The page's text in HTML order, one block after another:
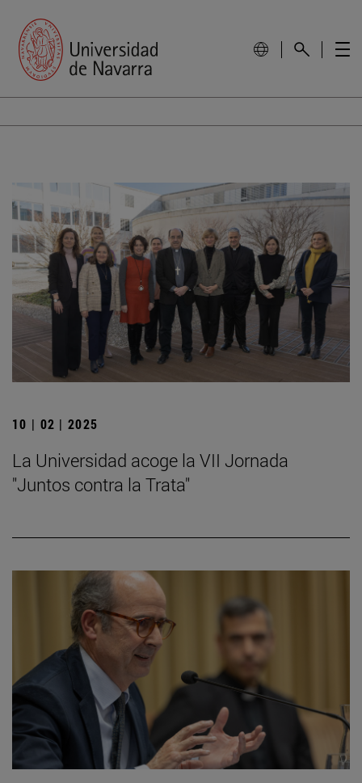
10 | 02 | 2025
La Universidad acoge la VII Jornada
"Juntos contra la Trata"